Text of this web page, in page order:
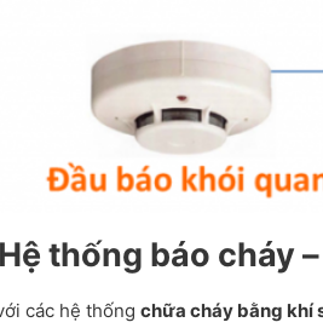
thống báo cháy
các hệ thống chữa cháy bằng khí